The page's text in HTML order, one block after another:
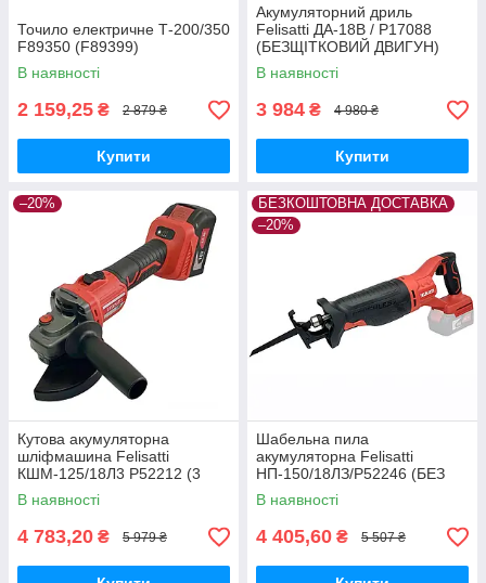
Точило електричне Т-200/350
F89350 (F89399)
В наявності
2 159,25 ₴ 2 879 ₴
Купити
Акумуляторний дриль
Felisatti ДА-18В / P17088
(БЕЗЩІТКОВИЙ ДВИГУН)
В наявності
3 984 ₴ 4 980 ₴
Купити
–20%
Кутова акумуляторна
шліфмашина Felisatti
КШМ-125/18Л3 P52212 (3
speed) (+ акумулятор +
зарядний) (БЕЗЩІТКОВИЙ
В наявності
4 783,20 ₴ 5 979 ₴
БЕЗКОШТОВНА ДОСТАВКА
–20%
Шабельна пила
акумуляторна Felisatti
НП-150/18ЛЗ/P52246 (БЕЗ
АКУМУЛЯТОРА і Зарядного
Пристрою ) (БЕЗЩІТКОВИЙ
В наявності
4 405,60 ₴ 5 507 ₴